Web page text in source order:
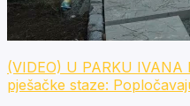
(VIDEO) U PARKU
pješačke staze: